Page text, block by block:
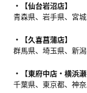
【仙台岩沼店】
青森県、岩手県、宮
【久喜菖蒲店】
群馬県、埼玉県、新
【東府中店・横浜瀬
千葉県、東京都、神